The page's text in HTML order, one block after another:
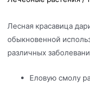
Лесная красавица
обыкновенной
различных
Еловую смолу